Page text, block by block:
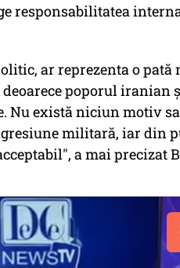
responsabilitatea
ar reprezenta o
poporul iranian
Nu există niciun motiv
militară, iar din
a mai precizat